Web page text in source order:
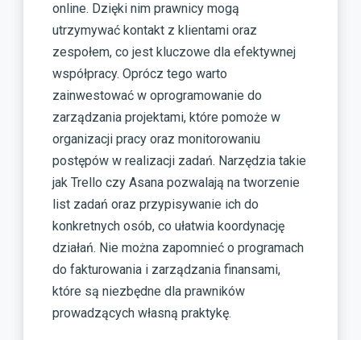
online. Dzięki nim prawnicy mogą
utrzymywać kontakt z klientami oraz
zespołem, co jest kluczowe dla efektywnej
współpracy. Oprócz tego warto
zainwestować w oprogramowanie do
zarządzania projektami, które pomoże w
organizacji pracy oraz monitorowaniu
postępów w realizacji zadań. Narzędzia takie
jak Trello czy Asana pozwalają na tworzenie
list zadań oraz przypisywanie ich do
konkretnych osób, co ułatwia koordynację
działań. Nie można zapomnieć o programach
do fakturowania i zarządzania finansami,
które są niezbędne dla prawników
prowadzących własną praktykę.